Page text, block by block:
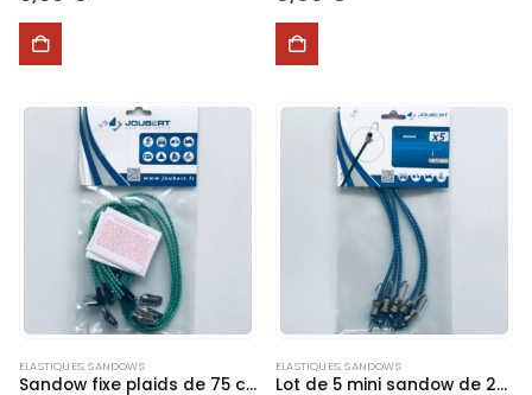
ELASTIQUES,SANDOWS
Sandow fixe plaids de 75 cm
ELASTIQUES,SANDOWS
Lot de 5 mini sandow de 25 cm